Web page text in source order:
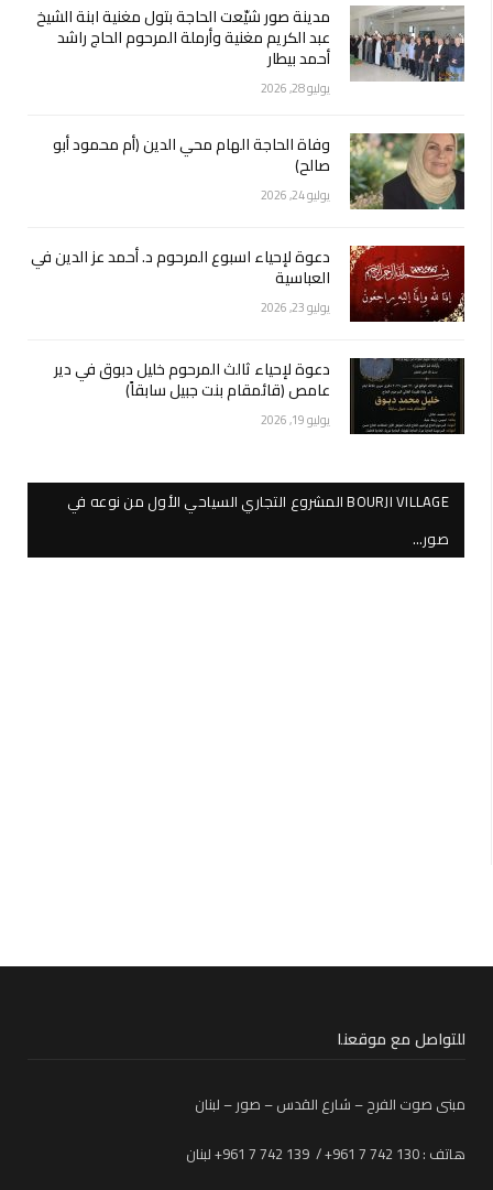
مدينة صور شيّعت الحاجة بتول مغنية ابنة الشيخ
عبد الكريم مغنية وأرملة المرحوم الحاج راشد
أحمد بيطار
يوليو 28, 2026
وفاة الحاجة الهام محي الدين (أم محمود أبو
صالح)
يوليو 24, 2026
دعوة لإحياء اسبوع المرحوم د. أحمد عز الدين في
العباسية
يوليو 23, 2026
دعوة لإحياء ثالث المرحوم خليل دبوق في دير
عامص (قائمقام بنت جبيل سابقاً)
يوليو 19, 2026
BOURJI VILLAGE المشروع التجاري السياحي الأول من نوعه في
صور…
للتواصل مع موقعنا
مبنى صوت الفرح – شارع القدس – صور – لبنان
هاتف : 130 742 7 961+ / 139 742 7 961+ لبنان